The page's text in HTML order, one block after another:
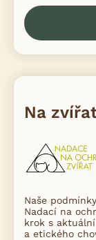
Na
Naše
Nadací na
krok s
a etického